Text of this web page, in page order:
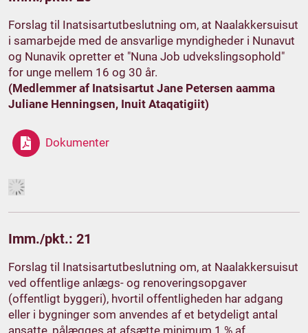
Forslag til Inatsisartutbeslutning om, at Naalakkersuisut
i samarbejde med de ansvarlige myndigheder i Nunavut
og Nunavik opretter et "Nuna Job udvekslingsophold"
for unge mellem 16 og 30 år.
(Medlemmer af Inatsisartut Jane Petersen aamma
Juliane Henningsen, Inuit Ataqatigiit)
Dokumenter
Imm./pkt.: 21
Forslag til Inatsisartutbeslutning om, at Naalakkersuisut
ved offentlige anlægs- og renoveringsopgaver
(offentligt byggeri), hvortil offentligheden har adgang
eller i bygninger som anvendes af et betydeligt antal